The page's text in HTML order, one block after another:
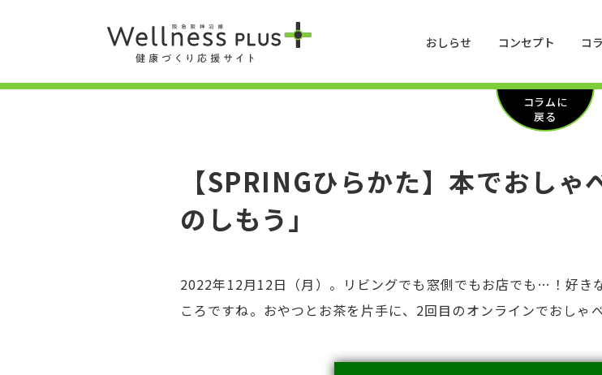
おしらせ コンセプト コ
コラムに
戻る
【SPRINGひらかた】本でおし
のしもう」
2022年12月12日（月）。リビングでも窓側でもお店でも…！好き
ころですね。おやつとお茶を片手に、2回目のオンラインでおしゃべ